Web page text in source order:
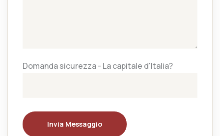
Domanda sicurezza - La capitale d'Italia?
Invia Messaggio